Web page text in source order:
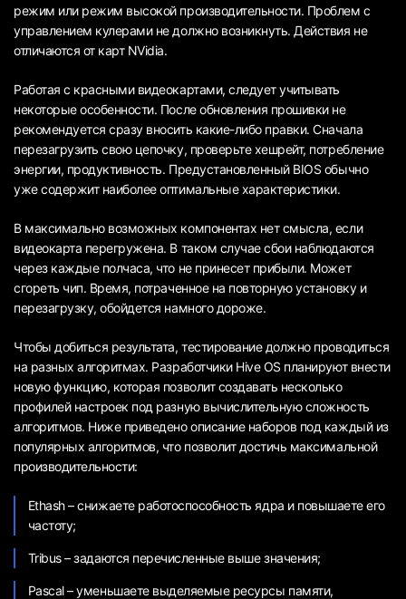
режим или режим высокой производительности. Проблем с
управлением кулерами не должно возникнуть. Действия не
отличаются от карт NVidia.
Работая с красными видеокартами, следует учитывать
некоторые особенности. После обновления прошивки не
рекомендуется сразу вносить какие-либо правки. Сначала
перезагрузить свою цепочку, проверьте хешрейт, потребление
энергии, продуктивность. Предустановленный BIOS обычно
уже содержит наиболее оптимальные характеристики.
В максимально возможных компонентах нет смысла, если
видеокарта перегружена. В таком случае сбои наблюдаются
через каждые полчаса, что не принесет прибыли. Может
сгореть чип. Время, потраченное на повторную установку и
перезагрузку, обойдется намного дороже.
Чтобы добиться результата, тестирование должно проводиться
на разных алгоритмах. Разработчики Hive OS планируют внести
новую функцию, которая позволит создавать несколько
профилей настроек под разную вычислительную сложность
алгоритмов. Ниже приведено описание наборов под каждый из
популярных алгоритмов, что позволит достичь максимальной
производительности:
Ethash – снижаете работоспособность ядра и повышаете его
частоту;
Tribus – задаются перечисленные выше значения;
Pascal – уменьшаете выделяемые ресурсы памяти,